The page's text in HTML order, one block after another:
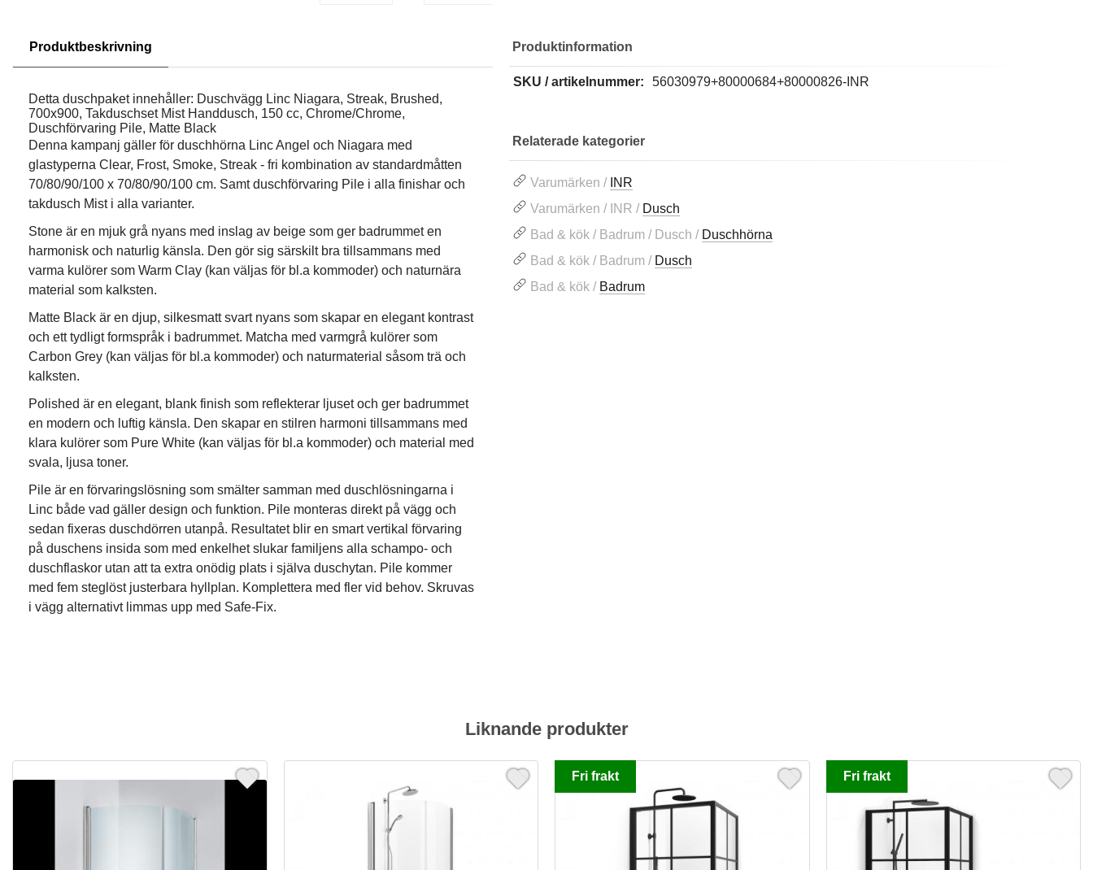
Produktbeskrivning
Detta duschpaket innehåller: Duschvägg Linc Niagara, Streak, Brushed,
700x900, Takduschset Mist Handdusch, 150 cc, Chrome/Chrome,
Duschförvaring Pile, Matte Black
Denna kampanj gäller för duschhörna Linc Angel och Niagara med
glastyperna Clear, Frost, Smoke, Streak - fri kombination av standardmåtten
70/80/90/100 x 70/80/90/100 cm. Samt duschförvaring Pile i alla finishar och
takdusch Mist i alla varianter.
Stone är en mjuk grå nyans med inslag av beige som ger badrummet en
harmonisk och naturlig känsla. Den gör sig särskilt bra tillsammans med
varma kulörer som Warm Clay (kan väljas för bl.a kommoder) och naturnära
material som kalksten.
Matte Black är en djup, silkesmatt svart nyans som skapar en elegant kontrast
och ett tydligt formspråk i badrummet. Matcha med varmgrå kulörer som
Carbon Grey (kan väljas för bl.a kommoder) och naturmaterial såsom trä och
kalksten.
Polished är en elegant, blank finish som reflekterar ljuset och ger badrummet
en modern och luftig känsla. Den skapar en stilren harmoni tillsammans med
klara kulörer som Pure White (kan väljas för bl.a kommoder) och material med
svala, ljusa toner.
Pile är en förvaringslösning som smälter samman med duschlösningarna i
Linc både vad gäller design och funktion. Pile monteras direkt på vägg och
sedan fixeras duschdörren utanpå. Resultatet blir en smart vertikal förvaring
på duschens insida som med enkelhet slukar familjens alla schampo- och
duschflaskor utan att ta extra onödig plats i själva duschytan. Pile kommer
med fem steglöst justerbara hyllplan. Komplettera med fler vid behov. Skruvas
i vägg alternativt limmas upp med Safe-Fix.
Produktinformation
SKU / artikelnummer: 56030979+80000684+80000826-INR
Relaterade kategorier
Varumärken / INR
Varumärken / INR / Dusch
Bad & kök / Badrum / Dusch / Duschhörna
Bad & kök / Badrum / Dusch
Bad & kök / Badrum
Liknande produkter
Fri frakt Fri frakt